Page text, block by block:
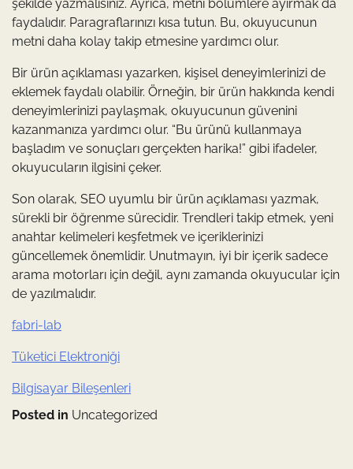
şekilde yazmalısınız. Ayrıca, metni bölümlere ayırmak da
faydalıdır. Paragraflarınızı kısa tutun. Bu, okuyucunun
metni daha kolay takip etmesine yardımcı olur.
Bir ürün açıklaması yazarken, kişisel deneyimlerinizi de
eklemek faydalı olabilir. Örneğin, bir ürün hakkında kendi
deneyimlerinizi paylaşmak, okuyucunun güvenini
kazanmanıza yardımcı olur. “Bu ürünü kullanmaya
başladım ve sonuçları gerçekten harika!” gibi ifadeler,
okuyucuların ilgisini çeker.
Son olarak, SEO uyumlu bir ürün açıklaması yazmak,
sürekli bir öğrenme sürecidir. Trendleri takip etmek, yeni
anahtar kelimeleri keşfetmek ve içeriklerinizi
güncellemek önemlidir. Unutmayın, iyi bir içerik sadece
arama motorları için değil, aynı zamanda okuyucular için
de yazılmalıdır.
fabri-lab
Tüketici Elektroniği
Bilgisayar Bileşenleri
Posted in Uncategorized